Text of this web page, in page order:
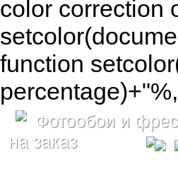
color correction
function
Фотообои и
на заказ